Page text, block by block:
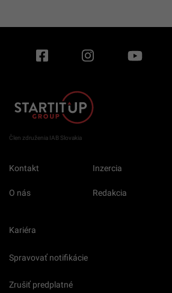
Člen združenia IAB Slovakia
Kontakt Inzercia
O nás Redakcia
Kariéra
Spravovať notifikácie
Zrušiť predplatné